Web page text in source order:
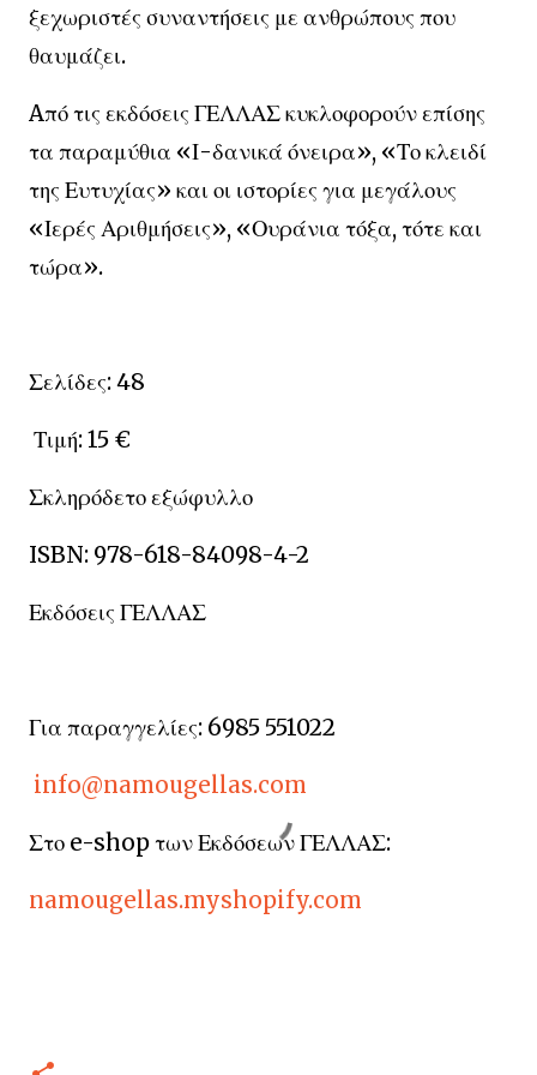
ξεχωριστές συναντήσεις με ανθρώπους που
θαυμάζει.
Aπό τις εκδόσεις ΓΕΛΛΑΣ κυκλοφορούν επίσης
τα παραμύθια «Ι-δανικά όνειρα», «Το κλειδί
της Ευτυχίας» και οι ιστορίες για μεγάλους
«Ιερές Αριθμήσεις», «Ουράνια τόξα, τότε και
τώρα».
Σελίδες: 48
Τιμή: 15 €
Σκληρόδετο εξώφυλλο
ISBN: 978-618-84098-4-2
Εκδόσεις ΓΕΛΛΑΣ
Για παραγγελίες: 6985 551022
info@namougellas.com
Στο e-shop των Εκδόσεων ΓΕΛΛΑΣ:
namougellas.myshopify.com